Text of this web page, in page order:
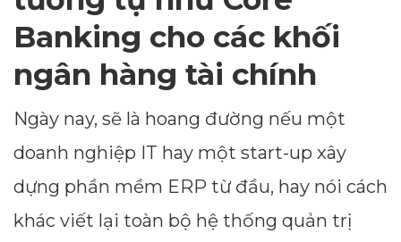
Banking cho các khối
ngân hàng tài chính
Ngày nay, sẽ là hoang đường nếu một
doanh nghiệp IT hay một start-up xây
dựng phần mềm ERP từ đầu, hay nói cách
khác viết lại toàn bộ hệ thống quản trị